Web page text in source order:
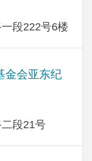
段222号6楼
金会亚东纪
段21号